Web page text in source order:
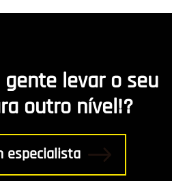
levar o seu
outro nível!?
especialista